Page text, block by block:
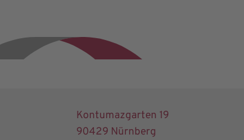
Kontumazgarten 19
90429 Nürnberg